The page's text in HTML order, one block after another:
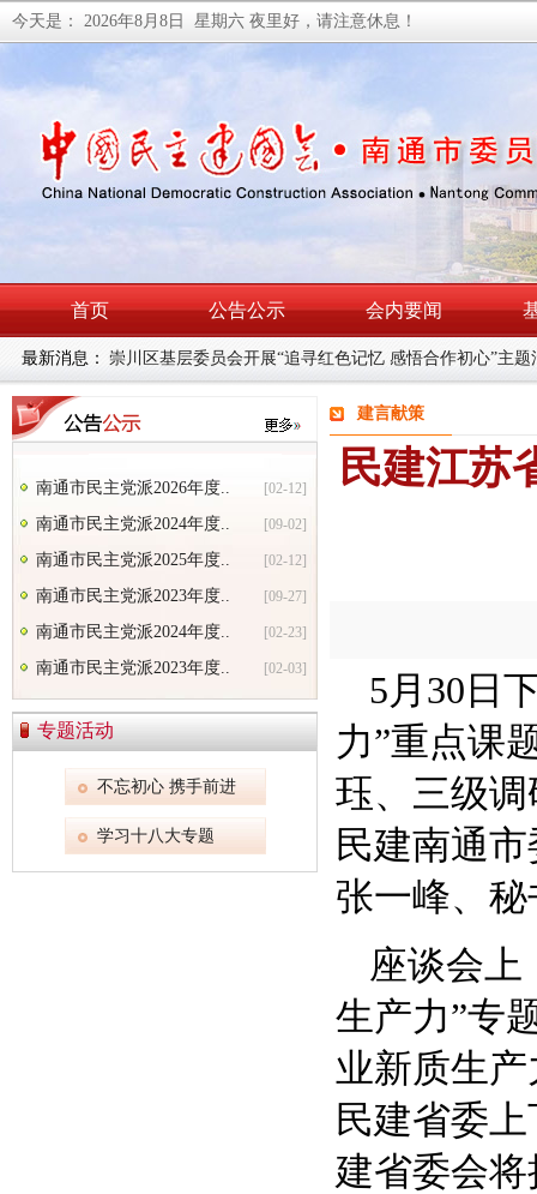
今天是： 2026年8月8日 星期六 夜里好，请注意休息！
首页 公告公示 会内要闻
最新消息： 民建南通市委会召开理论学习中心组学习（扩大）会暨主
南通市民主党派2026年度.. [02-12]
南通市民主党派2024年度.. [09-02]
南通市民主党派2025年度.. [02-12]
南通市民主党派2023年度.. [09-27]
南通市民主党派2024年度.. [02-23]
南通市民主党派2023年度.. [02-03]
专题活动
不忘初心 携手前进
学习十八大专题
建言献策
民建江苏
5月30日
力”重点课
珏、三级
民建南通
张一峰、
座谈会上
生产力”专
业新质生
民建省委
建省委会